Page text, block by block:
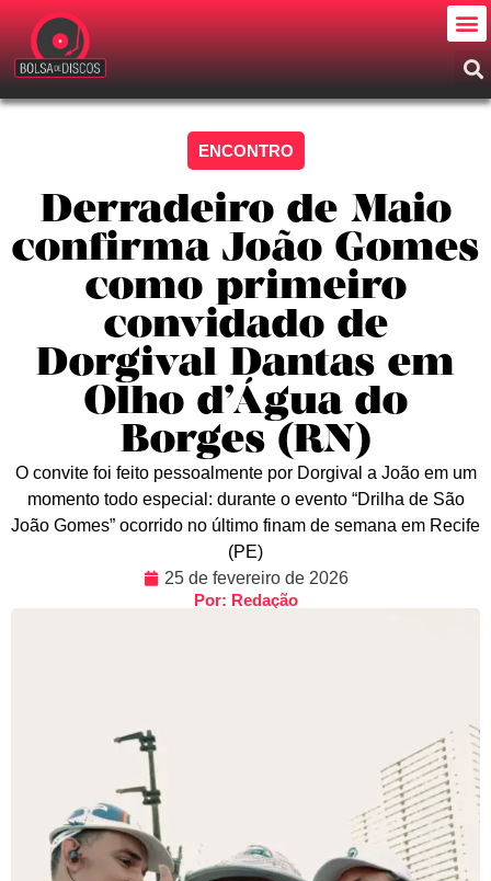
ENCONTRO
Derradeiro de Maio
confirma João Gomes
como primeiro
convidado de
Dorgival Dantas em
Olho d’Água do
Borges (RN)
O convite foi feito pessoalmente por Dorgival a João em um
momento todo especial: durante o evento “Drilha de São
João Gomes” ocorrido no último finam de semana em Recife
(PE)
25 de fevereiro de 2026
Por: Redação